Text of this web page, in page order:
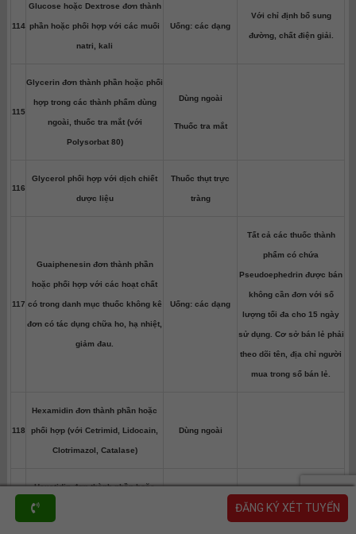
ĐĂNG KÝ XÉT TUYỂN
114
Glucose hoặc Dextrose đơn thành
phần hoặc phối hợp với các muối
natri, kali
Uống: các dạng
Với chỉ định bổ sung
đường, chất điện giải.
115
Glycerin đơn thành phần hoặc phối
hợp trong các thành phẩm dùng
ngoài, thuốc tra mắt (với
Polysorbat 80)
Dùng ngoài
Thuốc tra mắt
116
Glycerol phối hợp với dịch chiết
dược liệu
Thuốc thụt trực
tràng
117
Guaiphenesin đơn thành phần
hoặc phối hợp với các hoạt chất
có trong danh mục thuốc không kê
đơn có tác dụng chữa ho, hạ nhiệt,
giảm đau.
Uống: các dạng
Tất cả các thuốc thành
phẩm có chứa
Pseudoephedrin được bán
không cần đơn với số
lượng tối đa cho 15 ngày
sử dụng. Cơ sở bán lẻ phải
theo dõi tên, địa chỉ người
mua trong sổ bán lẻ.
118
Hexamidin đơn thành phần hoặc
phối hợp (với Cetrimid, Lidocain,
Clotrimazol, Catalase)
Dùng ngoài
Hexetidin đơn thành phần hoặc
Dùng ngoài: thuốc